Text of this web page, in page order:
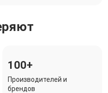
100+
Производителей и
брендов